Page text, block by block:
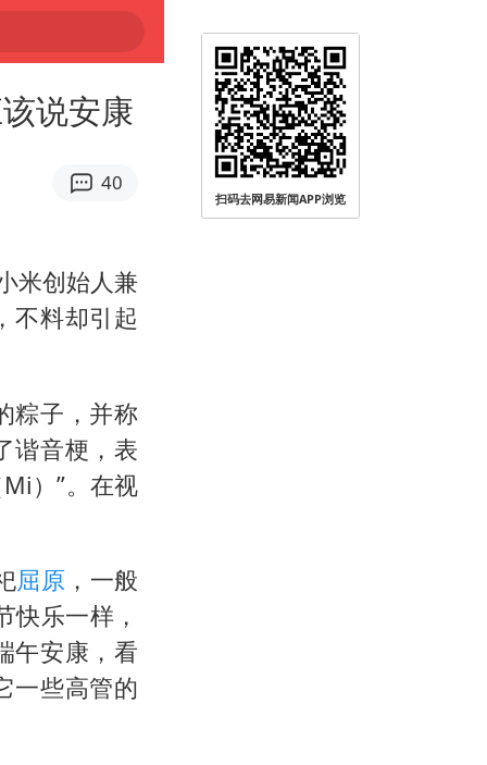
说安康
40
米创始人兼
不料却引起
粽子，并称
谐音梗，表
）”。在视
屈原 ，一般
快乐一样，
午安康，看
一些高管的
扫码去网易新闻APP浏览